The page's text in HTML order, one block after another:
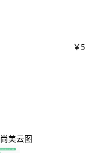
尚美云图
￥5